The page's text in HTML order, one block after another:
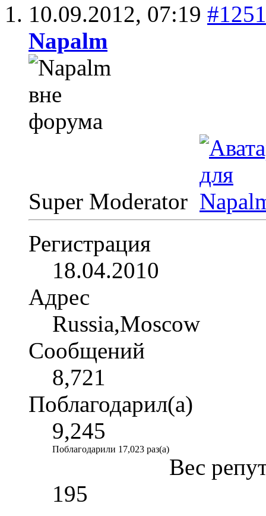
10.09.2012, 07:19 #1251
Napalm
Super Moderator
Регистрация
18.04.2010
Адрес
Russia,Moscow
Сообщений
8,721
Поблагодарил(а)
9,245
Поблагодарили 17,023 раз(а)
Вес
195